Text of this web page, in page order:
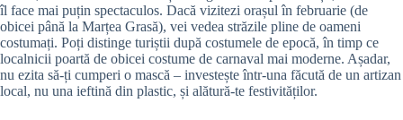
îl face mai puțin spectaculos. Dacă vizitezi orașul în februarie (de
obicei până la Marțea Grasă), vei vedea străzile pline de oameni
costumați. Poți distinge turiștii după costumele de epocă, în timp ce
localnicii poartă de obicei costume de carnaval mai moderne. Așadar,
nu ezita să-ți cumperi o mască – investește într-una făcută de un artizan
local, nu una ieftină din plastic, și alătură-te festivităților.